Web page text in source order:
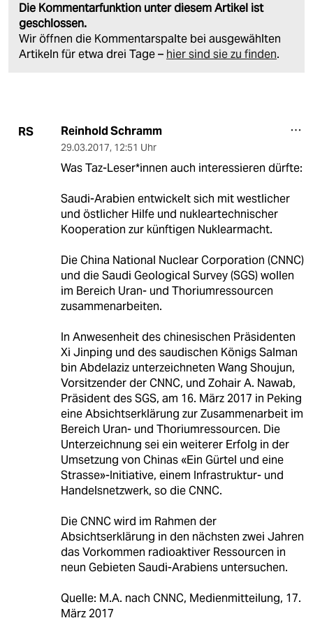
Die Kommentarfunktion unter diesem Artikel ist
geschlossen.
Wir öffnen die Kommentarspalte bei ausgewählten
Artikeln für etwa drei Tage – hier sind sie zu finden.
RS Reinhold Schramm
29.03.2017, 12:51 Uhr
Was Taz-Leser*innen auch interessieren dürfte:
Saudi-Arabien entwickelt sich mit westlicher
und östlicher Hilfe und nukleartechnischer
Kooperation zur künftigen Nuklearmacht.
Die China National Nuclear Corporation (CNNC)
und die Saudi Geological Survey (SGS) wollen
im Bereich Uran- und Thoriumressourcen
zusammenarbeiten.
In Anwesenheit des chinesischen Präsidenten
Xi Jinping und des saudischen Königs Salman
bin Abdelaziz unterzeichneten Wang Shoujun,
Vorsitzender der CNNC, und Zohair A. Nawab,
Präsident des SGS, am 16. März 2017 in Peking
eine Absichtserklärung zur Zusammenarbeit im
Bereich Uran- und Thoriumressourcen. Die
Unterzeichnung sei ein weiterer Erfolg in der
Umsetzung von Chinas «Ein Gürtel und eine
Strasse»-Initiative, einem Infrastruktur- und
Handelsnetzwerk, so die CNNC.
Die CNNC wird im Rahmen der
Absichtserklärung in den nächsten zwei Jahren
das Vorkommen radioaktiver Ressourcen in
neun Gebieten Saudi-Arabiens untersuchen.
Quelle: M.A. nach CNNC, Medienmitteilung, 17.
März 2017